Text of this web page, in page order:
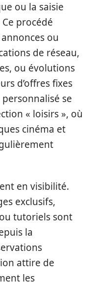
ou la saisie
procédé
ou
de réseau,
ou évolutions
d’offres fixes
se
« loisirs », où
cinéma et
en visibilité.
exclusifs,
tutoriels sont
la
attire de
les